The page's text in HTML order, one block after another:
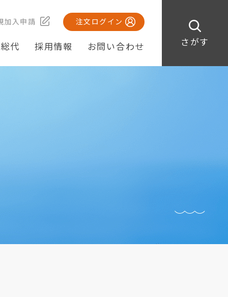
さがす
加入申請 注文ログイン
代 採用情報 お問い合わせ